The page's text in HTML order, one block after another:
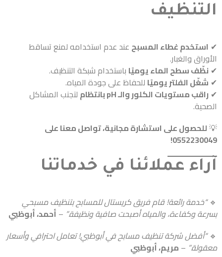
التنظيف
✔ استخدم غطاء المسبح عند عدم استخدامه لمنع تساقط
الأوراق والغبار.
✔ نظّف سطح الماء يوميًا باستخدام شبكة التنظيف.
✔ شغّل الفلتر يوميًا للحفاظ على جودة المياه.
✔ راقب مستويات الكلور والـ pH بانتظام
لتجنب المشاكل
الصحية.
💡للحصول على استشارة مجانية، تواصل معنا على
0552230049!
آراء عملائنا في خدماتنا
🔹“خدمة رائعة! قام فريق كريستال للمسابح بتنظيف مسبحي
بسرعة وكفاءة، والمياه أصبحت صافية ونظيفة.” – أحمد، أبوظبي
🔹“أفضل شركة تنظيف مسابح في أبوظبي! تعامل احترافي وأسعار
معقولة.” – مريم، أبوظبي